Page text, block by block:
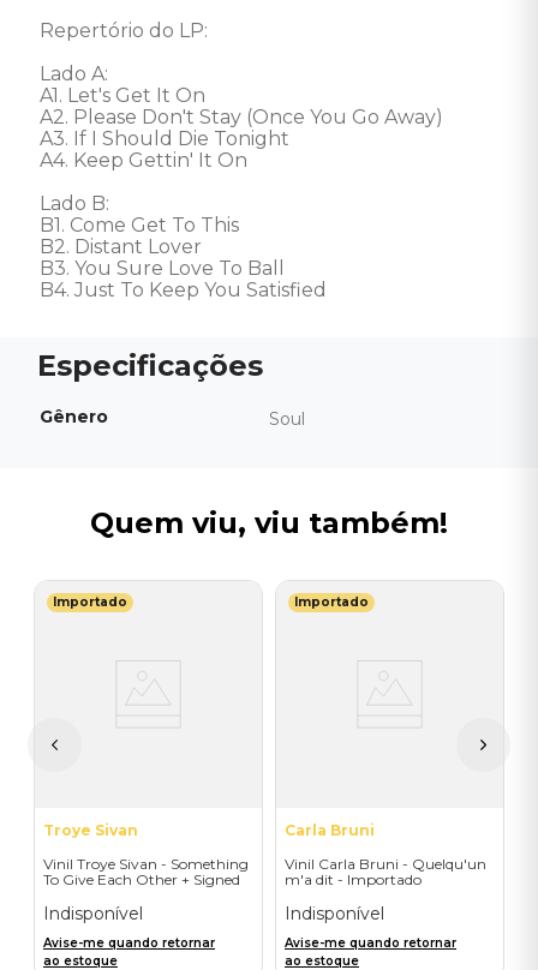
Repertório do LP:
Lado A:
A1. Let's Get It On
A2. Please Don't Stay (Once You Go Away)
A3. If I Should Die Tonight
A4. Keep Gettin' It On
Lado B:
B1. Come Get To This
B2. Distant Lover
B3. You Sure Love To Ball
B4. Just To Keep You Satisfied
Gênero Soul
Quem viu, viu também!
Importado
Troye Sivan
Vinil Troye Sivan - Something
To Give Each Other + Signed
Indisponível
Avise-me quando retornar
ao estoque
Importado
Carla Bruni
Vinil Carla Bruni - Quelqu'un
m'a dit - Importado
Indisponível
Avise-me quando retornar
ao estoque